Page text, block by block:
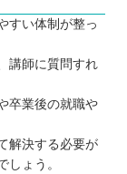
すい体制が整っ
講師に質問すれ
卒業後の就職や
解決する必要が
しょう。